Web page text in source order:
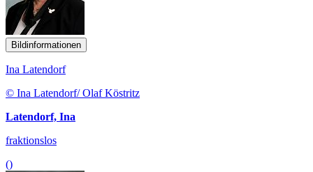
Bildinformationen
Ina Latendorf
© Ina Latendorf/ Olaf Köstritz
Latendorf, Ina
fraktionslos
()